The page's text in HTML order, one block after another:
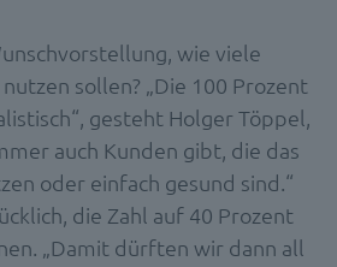
wie viele
sollen? „Die 100 Prozent
gesteht Holger Töppel,
auch Kunden gibt, die das
oder einfach gesund sind.“
die Zahl auf 40 Prozent
„Damit dürften wir dann all